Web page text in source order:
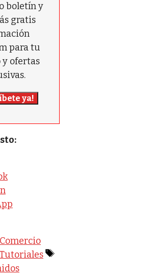
boletín y
gratis
para tu
y ofertas
ya!
Comercio
Tutoriales
Etiquetas